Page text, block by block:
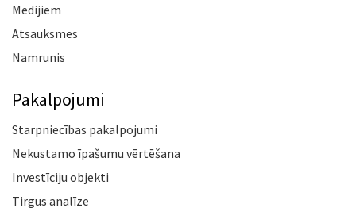
Medijiem
Atsauksmes
Namrunis
Pakalpojumi
Starpniecības pakalpojumi
Nekustamo īpašumu vērtēšana
Investīciju objekti
Tirgus analīze